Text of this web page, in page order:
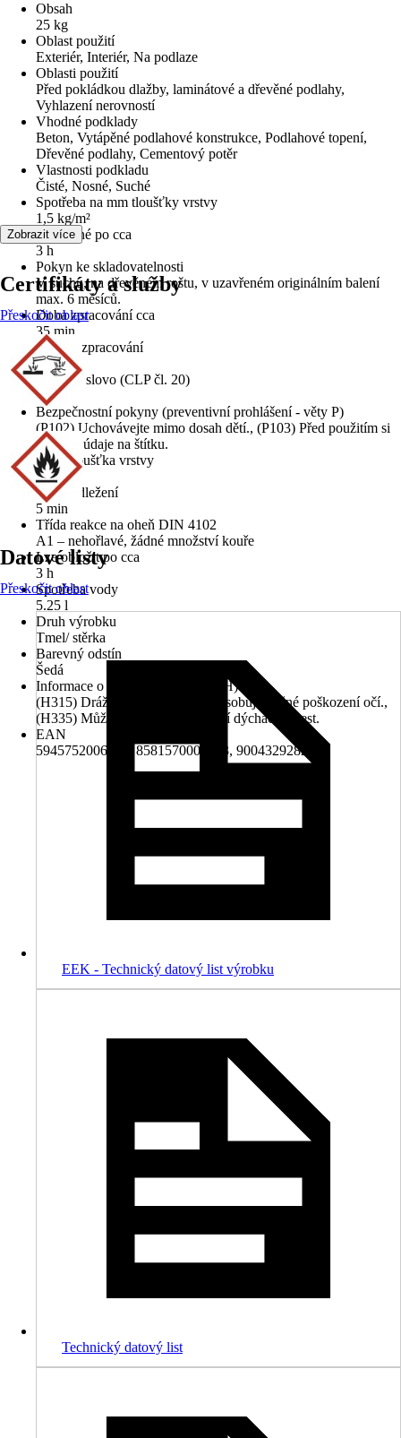
Obsah
25 kg
Oblast použití
Exteriér, Interiér, Na podlaze
Oblasti použití
Před pokládkou dlažby, laminátové a dřevěné podlahy,
Vyhlazení nerovností
Vhodné podklady
Beton, Vytápěné podlahové konstrukce, Podlahové topení,
Dřevěné podlahy, Cementový potěr
Vlastnosti podkladu
Čisté, Nosné, Suché
Spotřeba na mm tloušťky vrstvy
1,5 kg/m²
Pochůzné po cca
3 h
Pokyn ke skladovatelnosti
V suchu, na dřevěném roštu, v uzavřeném originálním balení
max. 6 měsíců.
Doba zpracování cca
35 min
Teplota zpracování
20 °C
Signální slovo (CLP čl. 20)
Pozor
Bezpečnostní pokyny (preventivní prohlášení - věty P)
(P102) Uchovávejte mimo dosah dětí., (P103) Před použitím si
přečtěte údaje na štítku.
Max. tloušťka vrstvy
50 mm
Doba odležení
5 min
Třída reakce na oheň DIN 4102
A1 – nehořlavé, žádné množství kouře
Lze obložit po cca
3 h
Spotřeba vody
5.25 l
Druh výrobku
Tmel/ stěrka
Barevný odstín
Šedá
Informace o nebezpečnosti (věty H)
(H315) Dráždí kůži., (H318) Způsobuje vážné poškození očí.,
(H335) Může způsobit podráždění dýchacích cest.
EAN
5945752006076, 8581570000673, 9004329282810
Zobrazit více
Certifikáty a služby
Přeskočit oblast
Datové listy
Přeskočit oblast
EEK - Technický datový list výrobku
Technický datový list